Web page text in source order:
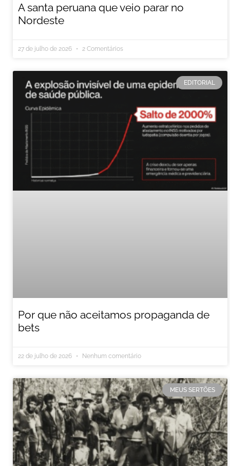
A santa peruana que veio parar no
Nordeste
27 de julho de 2026 2 Comentários
EDITORIAL
Por que não aceitamos propaganda de
bets
22 de julho de 2026 Nenhum comentário
MEUS SERTÕES